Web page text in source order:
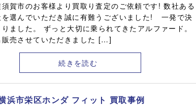
賀市のお客様より買取り査定のご依頼です! 数社ある
を選んでいただき誠に有難うございました! 一発で決
ました。 ずっと大切に乗られてきたアルファード。
販売させていただきました […]
続きを読む
浜市栄区ホンダ フィット 買取事例